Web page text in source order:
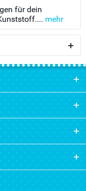
für dein
mehr